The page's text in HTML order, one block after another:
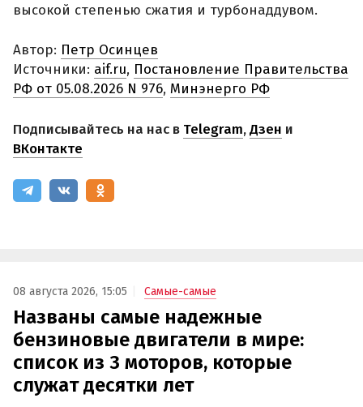
высокой степенью сжатия и турбонаддувом.
Автор: Петр Осинцев
Источники: aif.ru, Постановление Правительства
РФ от 05.08.2026 N 976, Минэнерго РФ
Подписывайтесь на нас в Telegram,Дзен и
ВКонтакте
08 августа 2026, 15:05 Самые-самые
Названы самые надежные
бензиновые двигатели в мире:
список из 3 моторов, которые
служат десятки лет